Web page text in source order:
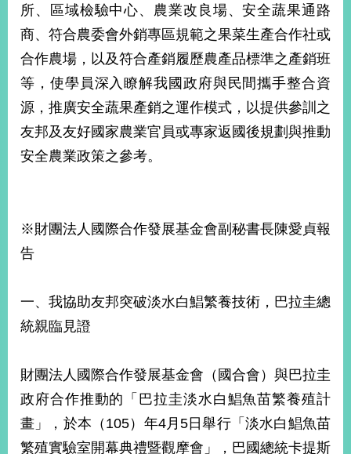
本
部
相
關
網
站
LINEInstagram
APPYouTube
RSS
府
站
資
料
所、區域檢驗中心、農業改良場、安全蔬果通路
商、符合農委會外銷專區規範之果菜生產合作社或
合作農場，以及符合產銷履歷農產品標準之產銷班
等，使學員深入瞭解我國政府與民間攜手整合資
源，推廣安全蔬果產銷之運作模式，以提供參訓之
友邦及友好國家農業官員或專家返國後規劃與推動
安全農業政策之參考。
※財團法人國際合作發展基金會副秘書長陳愛貞報
告
一、我協助友邦突破淡水白鯧繁養技術，巴拉圭總
統親臨見證
財團法人國際合作發展基金會（國合會）與巴拉圭
政府合作推動的「巴拉圭淡水白鯧魚苗繁養殖計
畫」，於本（105）年4月5日舉行「淡水白鯧魚苗
繁殖實驗室開幕典禮暨觀摩會」，巴國總統卡提斯